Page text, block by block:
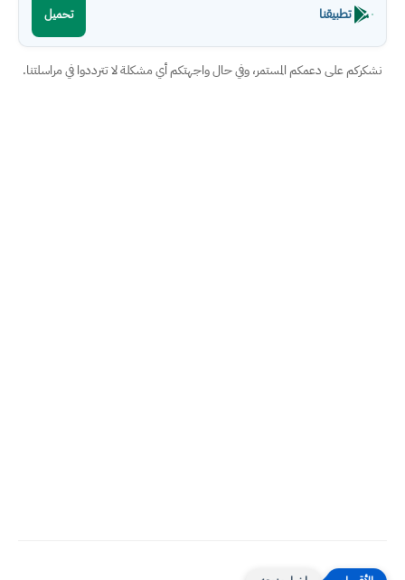
تطبيقنا تحميل
نشكركم على دعمكم المستمر، وفي حال واجهتكم أي مشكلة لا تترددوا في مراسلتنا.